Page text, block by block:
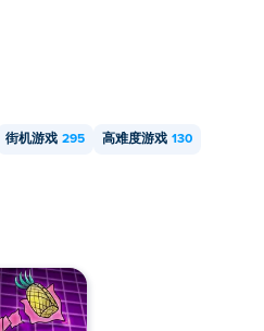
街机游戏 295 高难度游戏 130